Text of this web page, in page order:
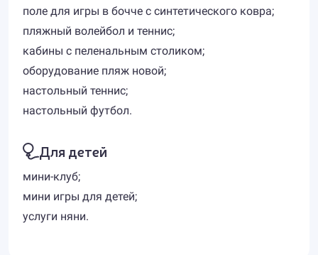
поле для игры в бочче с синтетического ковра;
пляжный волейбол и теннис;
кабины с пеленальным столиком;
оборудование пляж новой;
настольный теннис;
настольный футбол.
Для детей
мини-клуб;
мини игры для детей;
услуги няни.